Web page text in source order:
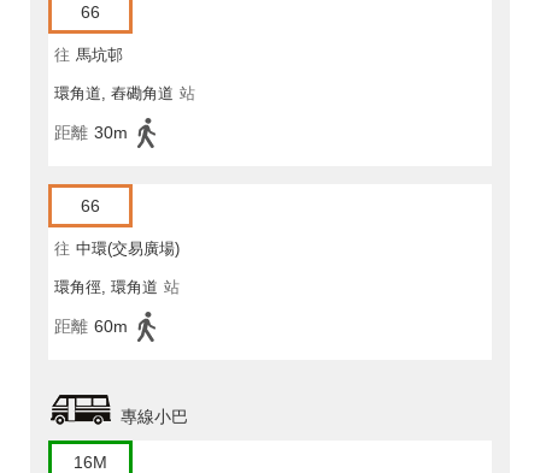
66
往 馬坑邨
環角道, 舂磡角道 站
距離 30m
66
往 中環(交易廣場)
環角徑, 環角道 站
距離 60m
專線小巴
16M